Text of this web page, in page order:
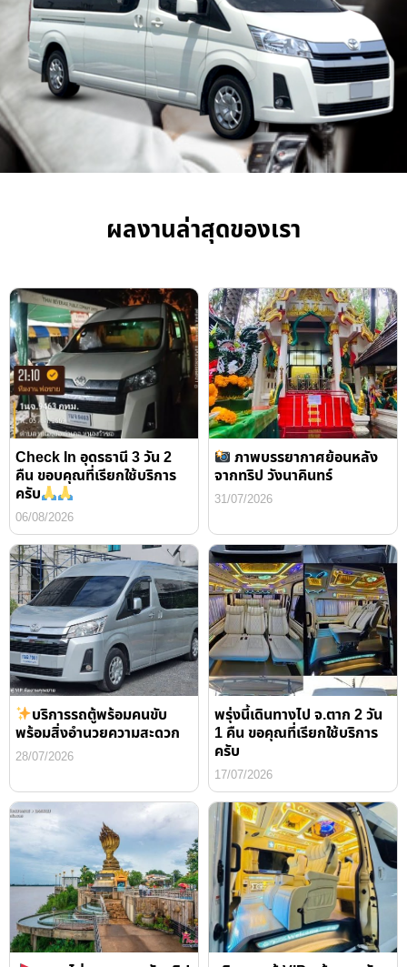
ผลงานล่าสุดของเรา
Check In อุดรธานี 3 วัน 2
คืน ขอบคุณที่เรียกใช้บริการ
ครับ
06/08/2026
ภาพบรรยากาศย้อนหลัง
จากทริป วังนาคินทร์
31/07/2026
บริการรถตู้พร้อมคนขับ
พร้อมสิ่งอำนวยความสะดวก
28/07/2026
พรุ่งนี้เดินทางไป จ.ตาก 2 วัน
1 คืน ขอคุณที่เรียกใช้บริการ
ครับ
17/07/2026